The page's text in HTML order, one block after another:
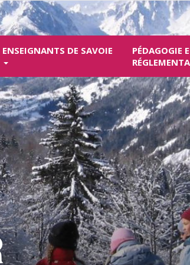
ENSEIGNANTS DE SAVOIE
PÉDAGOGIE